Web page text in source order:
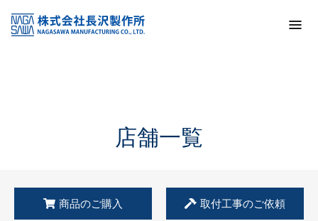
KSS加盟店・取扱店情報
店舗一覧
店舗一覧
商品のご購入 取付工事のご依頼